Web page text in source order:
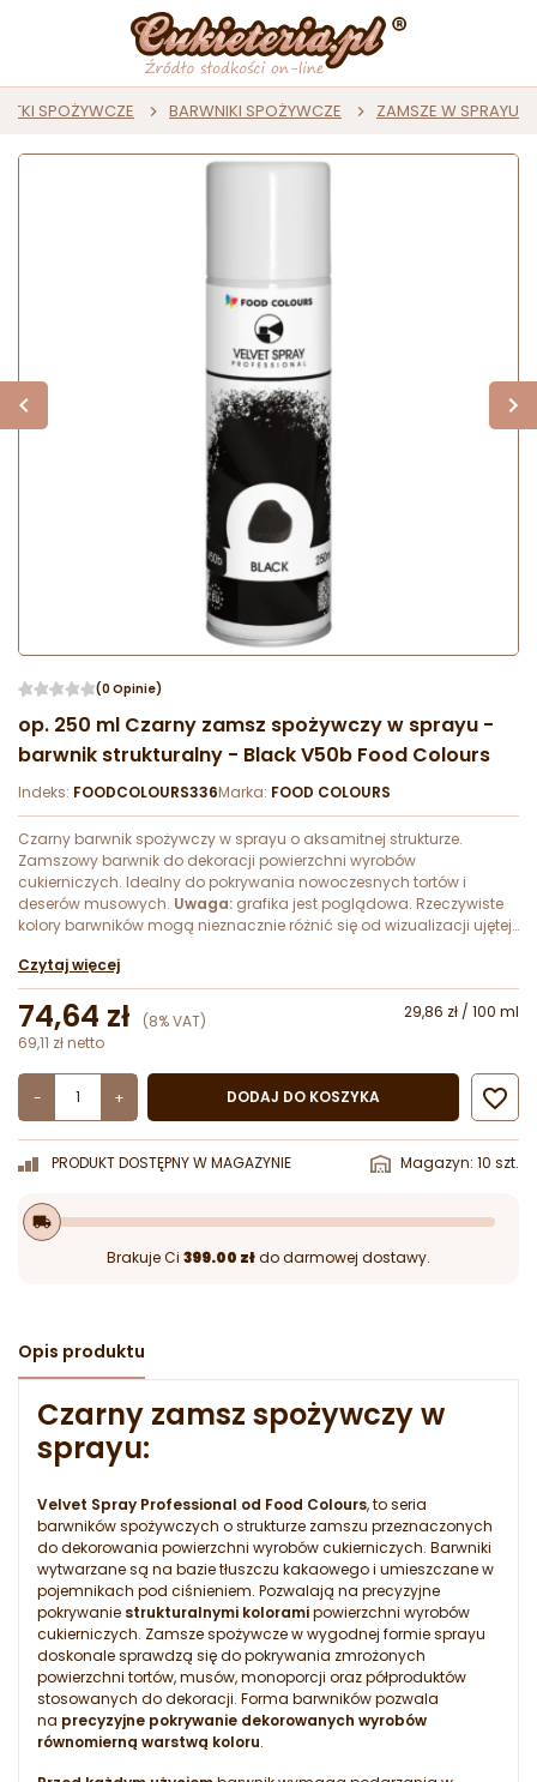
SPOŻYWCZE BARWNIKI SPOŻYWCZE ZAMSZE W SPRAYU
(0 Opinie)
op. 250 ml Czarny zamsz spożywczy w sprayu -
barwnik strukturalny - Black V50b Food Colours
Indeks: FOODCOLOURS336Marka: FOOD COLOURS
Czarny barwnik spożywczy w sprayu o aksamitnej strukturze.
Zamszowy barwnik do dekoracji powierzchni wyrobów
cukierniczych. Idealny do pokrywania nowoczesnych tortów i
deserów musowych. Uwaga: grafika jest poglądowa. Rzeczywiste
kolory barwników mogą nieznacznie różnić się od wizualizacji ujętej
Czytaj więcej
74,64 zł (8% VAT)
29,86 zł / 100 ml
69,11 zł netto
- + DODAJ DO KOSZYKA 
PRODUKT DOSTĘPNY W MAGAZYNIE Magazyn: 10 szt.
local_shipping
Brakuje Ci 399.00 złdo darmowej dostawy.
Opis produktu
Czarny zamsz spożywczy w
sprayu:
Velvet Spray Professional od Food Colours, to seria
barwników spożywczych o strukturze zamszu przeznaczonych
do dekorowania powierzchni wyrobów cukierniczych. Barwniki
wytwarzane są na bazie tłuszczu kakaowego i umieszczane w
pojemnikach pod ciśnieniem. Pozwalają na precyzyjne
pokrywanie strukturalnymi koloramipowierzchni wyrobów
cukierniczych. Zamsze spożywcze w wygodnej formie sprayu
doskonale sprawdzą się do pokrywania zmrożonych
powierzchni tortów, musów, monoporcji oraz półproduktów
stosowanych do dekoracji. Forma barwników pozwala
na precyzyjne pokrywanie dekorowanych wyrobów
równomierną warstwą koloru.